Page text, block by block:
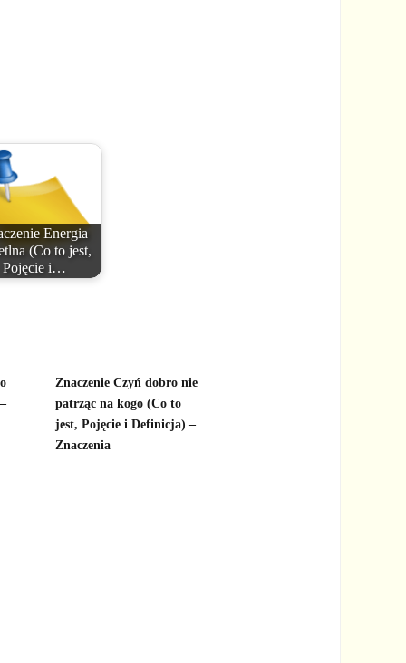
Energia
(Co to jest,
Pojęcie i…
Znaczenie Czyń dobro nie
patrząc na kogo (Co to
jest, Pojęcie i Definicja) –
Znaczenia